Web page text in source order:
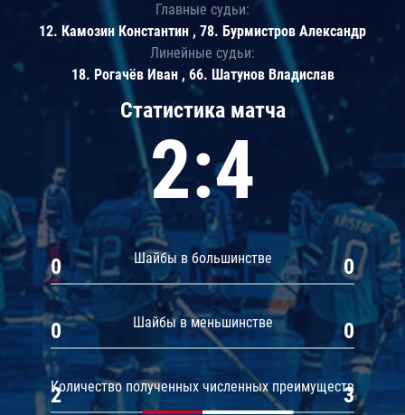
Статистика матча
2:4
Шайбы в большинстве
0 0
Шайбы в меньшинстве
0 0
Количество полученных численных преимуществ
2 3
Главные судьи:
12. Камозин Константин , 78. Бурмистров Александр
Линейные судьи:
18. Рогачёв Иван , 66. Шатунов Владислав